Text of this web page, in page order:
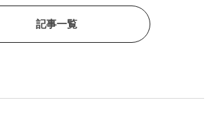
記事一覧